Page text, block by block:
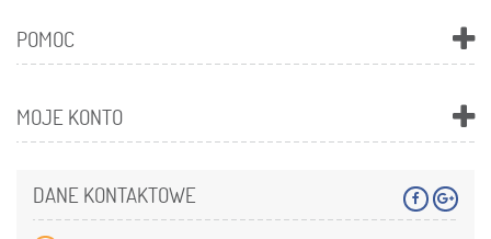
POMOC
MOJE KONTO
DANE KONTAKTOWE